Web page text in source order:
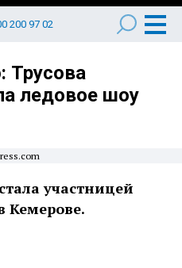
200 97 02
Трусова
ледовое шоу
участницей
Кемерове.